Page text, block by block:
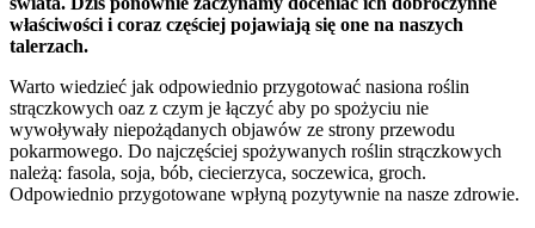
właściwości i coraz częściej pojawiają się one na naszych
talerzach.
Warto wiedzieć jak odpowiednio przygotować nasiona roślin
strączkowych oaz z czym je łączyć aby po spożyciu nie
wywoływały niepożądanych objawów ze strony przewodu
pokarmowego. Do najczęściej spożywanych roślin strączkowych
należą: fasola, soja, bób, ciecierzyca, soczewica, groch.
Odpowiednio przygotowane wpłyną pozytywnie na nasze zdrowie.